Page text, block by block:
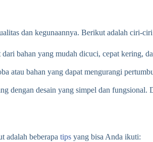
dan kegunaannya. Berikut adalah ciri-
bahan yang mudah dicuci, cepat kering,
atau bahan yang dapat mengurangi
dengan desain yang simpel dan
adalah beberapa tips yang bisa Anda ikuti: